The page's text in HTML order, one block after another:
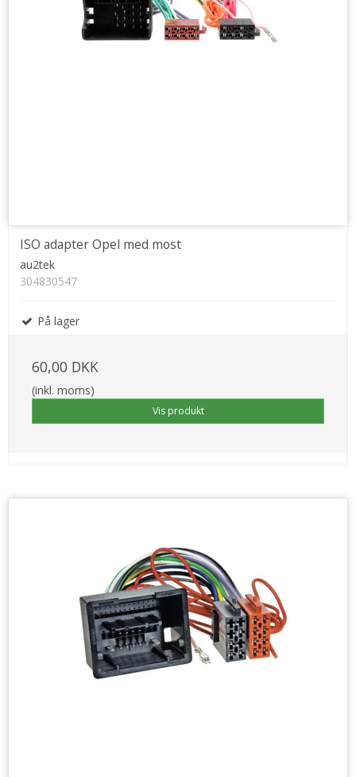
ISO adapter Opel med most
au2tek
304830547
På lager
60,00 DKK
(inkl. moms)
Vis produkt